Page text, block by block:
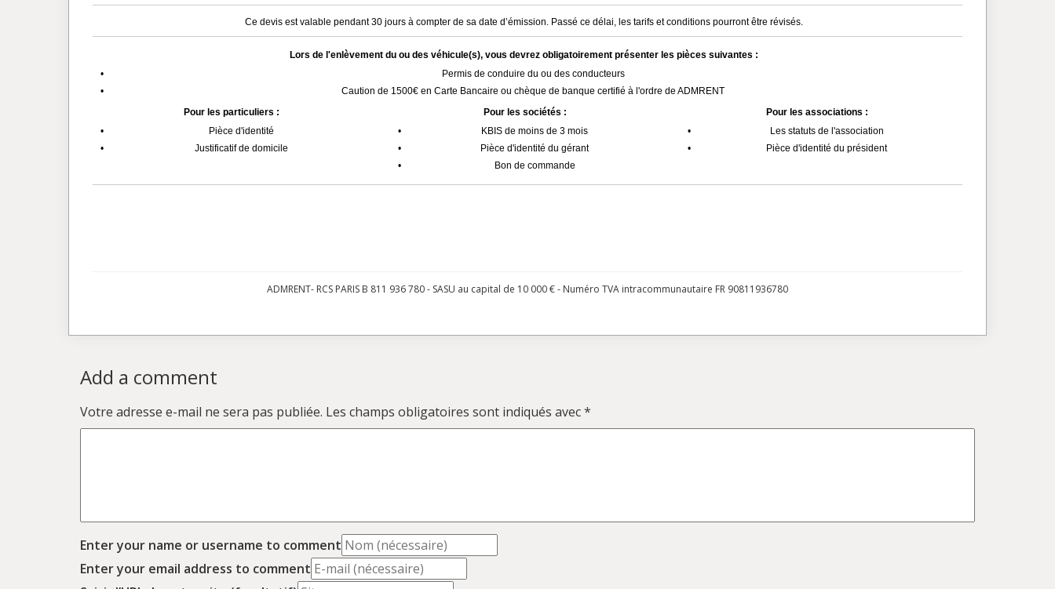
Ce devis est valable pendant 30 jours à compter de sa date d’émission. Passé ce délai, les tarifs et conditions pourront être révisés.
Lors de l'enlèvement du ou des véhicule(s), vous devrez obligatoirement présenter les pièces suivantes :
•
Permis de conduire du ou des conducteurs
•
Caution de 1500€ en Carte Bancaire ou chèque de banque certifié à l'ordre de ADMRENT
Pour les particuliers :
•
Pièce d'identité
•
Justificatif de domicile
Pour les sociétés :
•
KBIS de moins de 3 mois
•
Pièce d'identité du gérant
•
Bon de commande
Pour les associations :
•
Les statuts de l'association
•
Pièce d'identité du président
ADMRENT- RCS PARIS B 811 936 780 - SASU au capital de 10 000 € - Numéro TVA intracommunautaire FR 90811936780
Add a comment
Votre adresse e-mail ne sera pas publiée. Les champs obligatoires sont indiqués avec*
Enter your name or username to comment
Enter your email address to comment